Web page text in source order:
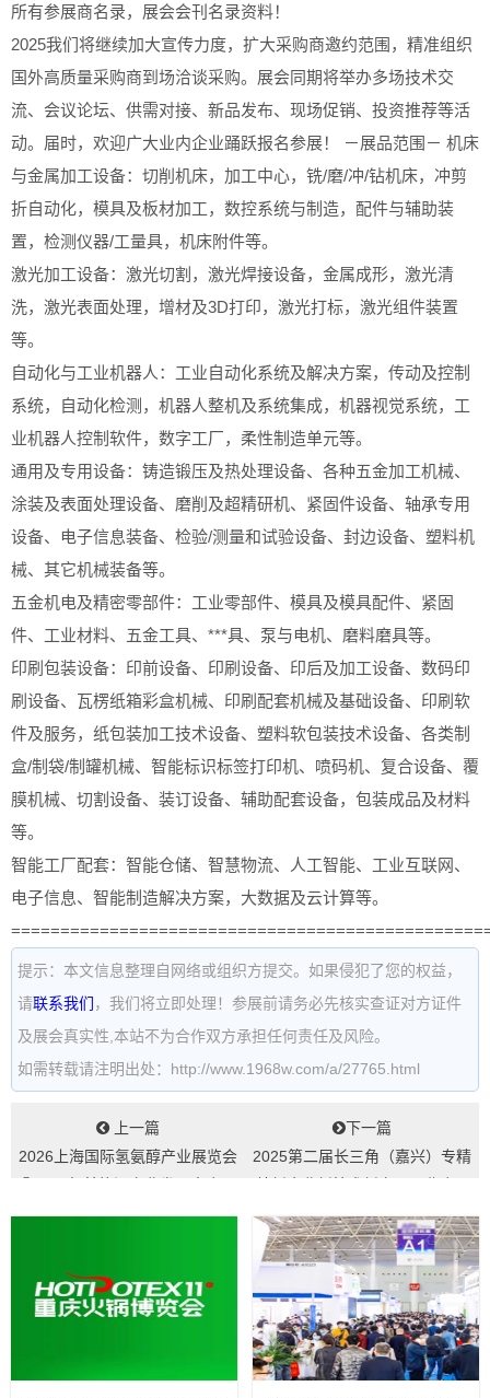
所有参展商名录，展会会刊名录资料！
2025我们将继续加大宣传力度，扩大采购商邀约范围，精准组织
国外高质量采购商到场洽谈采购。展会同期将举办多场技术交
流、会议论坛、供需对接、新品发布、现场促销、投资推荐等活
动。届时，欢迎广大业内企业踊跃报名参展！ －展品范围－ 机床
与金属加工设备：切削机床，加工中心，铣/磨/冲/钻机床，冲剪
折自动化，模具及板材加工，数控系统与制造，配件与辅助装
置，检测仪器/工量具，机床附件等。
激光加工设备：激光切割，激光焊接设备，金属成形，激光清
洗，激光表面处理，增材及3D打印，激光打标，激光组件装置
等。
自动化与工业机器人：工业自动化系统及解决方案，传动及控制
系统，自动化检测，机器人整机及系统集成，机器视觉系统，工
业机器人控制软件，数字工厂，柔性制造单元等。
通用及专用设备：铸造锻压及热处理设备、各种五金加工机械、
涂装及表面处理设备、磨削及超精研机、紧固件设备、轴承专用
设备、电子信息装备、检验/测量和试验设备、封边设备、塑料机
械、其它机械装备等。
五金机电及精密零部件：工业零部件、模具及模具配件、紧固
件、工业材料、五金工具、***具、泵与电机、磨料磨具等。
印刷包装设备：印前设备、印刷设备、印后及加工设备、数码印
刷设备、瓦楞纸箱彩盒机械、印刷配套机械及基础设备、印刷软
件及服务，纸包装加工技术设备、塑料软包装技术设备、各类制
盒/制袋/制罐机械、智能标识标签打印机、喷码机、复合设备、覆
膜机械、切割设备、装订设备、辅助配套设备，包装成品及材料
等。
智能工厂配套：智能仓储、智慧物流、人工智能、工业互联网、
电子信息、智能制造解决方案，大数据及云计算等。
提示：本文信息整理自网络或组织方提交。如果侵犯了您的权益，
请联系我们 ，我们将立即处理！参展前请务必先核实查证对方证件
及展会真实性,本站不为合作双方承担任何责任及风险。
如需转载请注明出处：http://www.1968w.com/a/27765.html
上一篇
2026上海国际氢氨醇产业展览会
下一篇
2025第二届长三角（嘉兴）专精